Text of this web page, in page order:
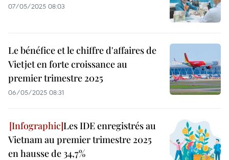
07/05/2025 08:03
Le bénéfice et le chiffre d'affaires de
Vietjet en forte croissance au
premier trimestre 2025
06/05/2025 08:31
Les IDE enregistrés au
Vietnam au premier trimestre 2025
en hausse de 34,7%